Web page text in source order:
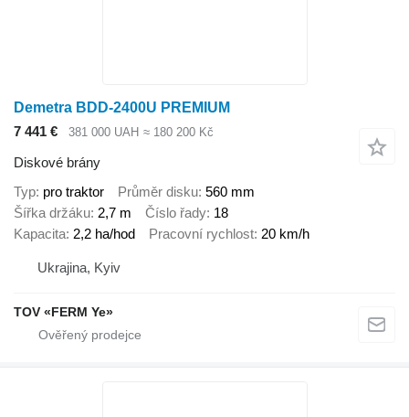
Demetra BDD-2400U PREMIUM
7 441 €
381 000 UAH ≈ 180 200 Kč
Diskové brány
Typ pro traktor Průměr disku 560 mm
Šířka držáku 2,7 m Číslo řady 18
Kapacita 2,2 ha/hod Pracovní rychlost 20 km/h
Ukrajina, Kyiv
TOV «FERM Ye»